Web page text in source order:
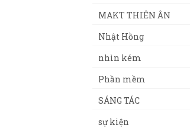
MAKT THIÊN ÂN
Nhật Hồng
nhìn kém
Phần mềm
SÁNG TÁC
sự kiện